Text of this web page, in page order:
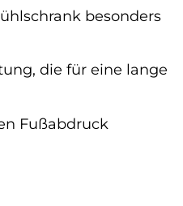
besonders
die für eine lange
Fußabdruck